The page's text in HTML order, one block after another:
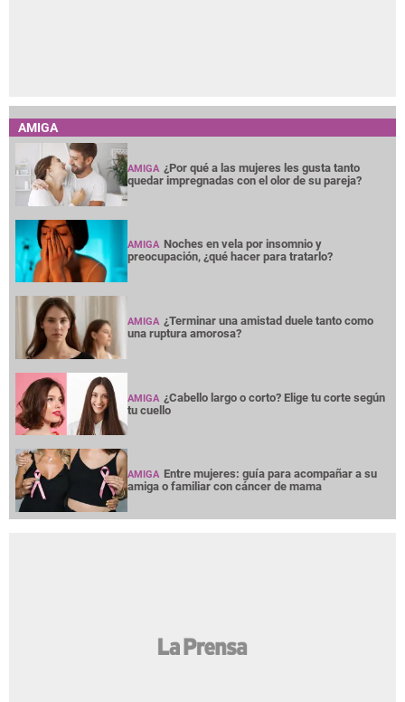
AMIGA
AMIGA ¿Por qué a las mujeres les gusta tanto
quedar impregnadas con el olor de su pareja?
AMIGA Noches en vela por insomnio y
preocupación, ¿qué hacer para tratarlo?
AMIGA ¿Terminar una amistad duele tanto como
una ruptura amorosa?
AMIGA ¿Cabello largo o corto? Elige tu corte según
tu cuello
AMIGA Entre mujeres: guía para acompañar a su
amiga o familiar con cáncer de mama